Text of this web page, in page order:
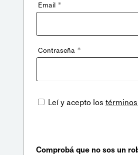
Email *
Contraseña *
Leí y acepto los
Comprobá que no sos un